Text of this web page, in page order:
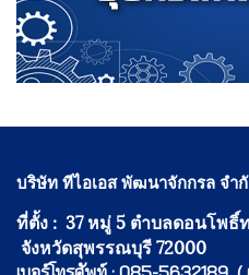
บริษัท ทีไอเอส พัฒนาจักกรล จำ
ที่ตั้ง : 37 หมู่ 5 ตำบลดอนโพธิ์
จังหวัดสุพรรณบุรี 72000